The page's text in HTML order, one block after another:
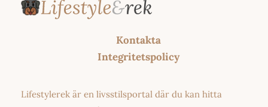
Kontakta
Integritetspolicy
Lifestylerek är en livsstilsportal där du kan hitta